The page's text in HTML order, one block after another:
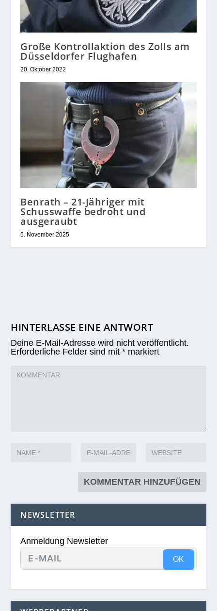
Große Kontrollaktion des Zolls am
Düsseldorfer Flughafen
20. Oktober 2022
Benrath – 21-Jähriger mit
Schusswaffe bedroht und
ausgeraubt
5. November 2025
HINTERLASSE EINE ANTWORT
Deine E-Mail-Adresse wird nicht veröffentlicht.
Erforderliche Felder sind mit* markiert
NEWSLETTER
Anmeldung Newsletter
OK